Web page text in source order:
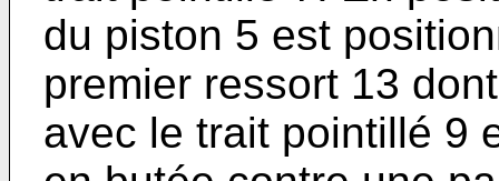
du piston 5 est
premier ressort 13
avec le trait pointillé 9